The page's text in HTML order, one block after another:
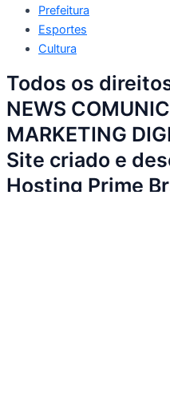
Prefeitura
Esportes
Cultura
Todos os
NEWS
MARKETING
Site criado e
Hosting Prime